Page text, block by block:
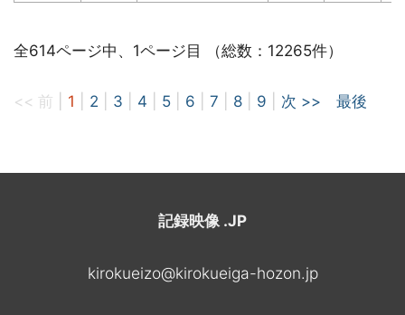
全614ページ中、1ページ目 （総数：12265件）
<< 前 1 2 3 4 5 6 7 8 9 次 >> 最後
記録映像 .JP
kirokueizo@kirokueiga-hozon.jp